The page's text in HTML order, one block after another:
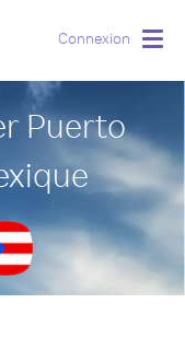
Connexion
Puerto